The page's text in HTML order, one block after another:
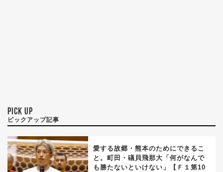
PICK UP
ピックアップ記事
愛する故郷・熊本のためにできるこ
と。町田・礒貝飛那大「何がなんで
も勝たないといけない」【Ｆ１第10